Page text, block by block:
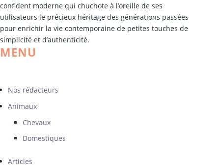
confident moderne qui chuchote à l’oreille de ses
utilisateurs le précieux héritage des générations passées
pour enrichir la vie contemporaine de petites touches de
simplicité et d’authenticité.
MENU
Nos rédacteurs
Animaux
Chevaux
Domestiques
Articles